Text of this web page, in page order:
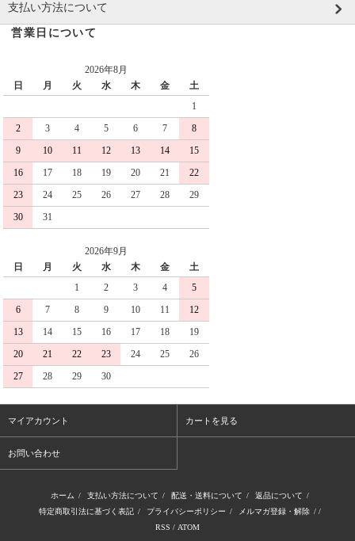
支払い方法について
営業日について
2026年8月
日
月 火 水 木 金
土
1
2
3 4 5 6 7
8
9
10 11 12 13 14
15
16
17 18 19 20 21
22
23
24 25 26 27 28
29
30
31
2026年9月
日
月 火 水 木 金
土
1
2 3 4
5
6
7 8 9 10 11
12
13
14 15 16 17 18
19
20
21 22 23 24 25
26
27
28 29 30
マイアカウント カートを見る
お問い合わせ
ホーム / 支払い方法について / 配送・送料について / 返品について /
特定商取引法に基づく表記 / プライバシーポリシー / メルマガ登録・解除 / /
RSS / ATOM